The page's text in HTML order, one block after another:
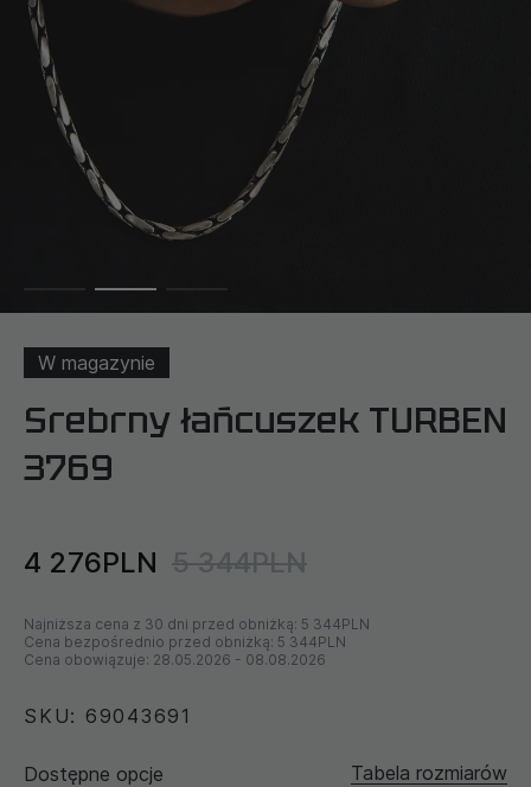
W magazynie
Srebrny łańcuszek TURBEN
3769
4 276PLN 5 344PLN
Najniższa cena z 30 dni przed obniżką: 5 344PLN
Cena bezpośrednio przed obniżką: 5 344PLN
Cena obowiązuje: 28.05.2026 - 08.08.2026
SKU: 69043691
Dostępne opcje Tabela rozmiarów